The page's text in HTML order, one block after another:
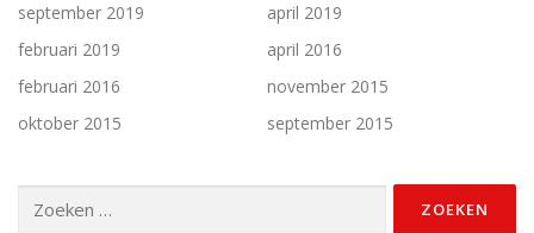
september 2019
april 2019
februari 2019
april 2016
februari 2016
november 2015
oktober 2015
september 2015
naar: